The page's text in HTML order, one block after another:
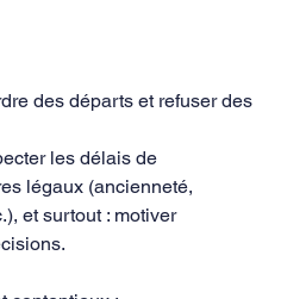
des départs et refuser des
les délais de
légaux (ancienneté,
et surtout : motiver